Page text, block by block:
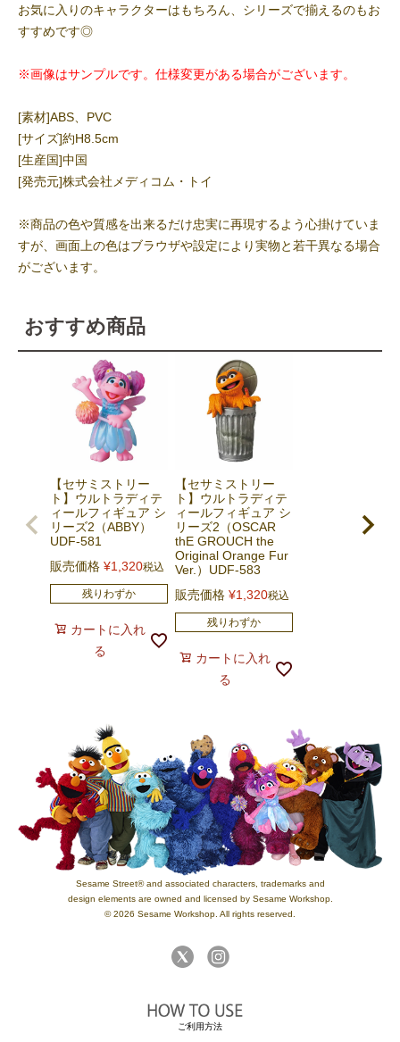
お気に入りのキャラクターはもちろん、シリーズで揃えるのもお
すすめです◎
※画像はサンプルです。仕様変更がある場合がございます。
[素材]ABS、PVC
[サイズ]約H8.5cm
[生産国]中国
[発売元]株式会社メディコム・トイ
※商品の色や質感を出来るだけ忠実に再現するよう心掛けていま
すが、画面上の色はブラウザや設定により実物と若干異なる場合
がございます。
おすすめ商品
【セサミストリー
ト】ウルトラディテ
ィールフィギュア シ
リーズ2（ABBY）
UDF-581
販売価格 ¥1,320税込
残りわずか
カートに入れ
る
【セサミストリー
ト】ウルトラディテ
ィールフィギュア シ
リーズ2（OSCAR
thE GROUCH the
Original Orange Fur
Ver.）UDF-583
販売価格 ¥1,320税込
残りわずか
カートに入れ
る
Sesame Street® and associated characters, trademarks and
design elements are owned and licensed by Sesame Workshop.
© 2026 Sesame Workshop. All rights reserved.
ご利用方法